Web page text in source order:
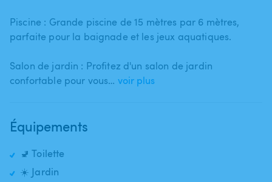
Piscine : Grande piscine de 15 mètres par 6 mètres​,​
parfaite pour la baignade et les jeux aquatiques.
Salon de jardin : Profitez d'un salon de jardin
confortable pour vous… voir plus
Équipements
🚽 Toilette
☀️ Jardin